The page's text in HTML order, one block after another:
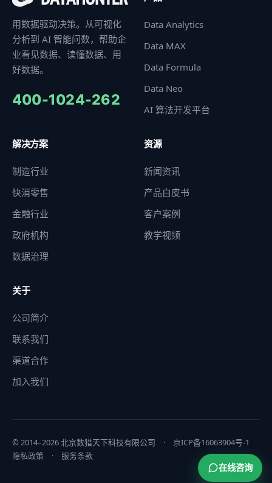
用数据驱动决策。从可视化
分析到 AI 智能问数，帮助企
业看见数据、读懂数据、用
好数据。
400-1024-262
Data Analytics
Data MAX
Data Formula
Data Neo
AI 算法开发平台
解决方案
制造行业
快消零售
金融行业
政府机构
数据治理
资源
新闻资讯
产品白皮书
客户案例
教学视频
关于
公司简介
联系我们
渠道合作
加入我们
© 2014–2026 北京数猎天下科技有限公司 · 京ICP备16063904号-1
隐私政策 · 服务条款
在线咨询